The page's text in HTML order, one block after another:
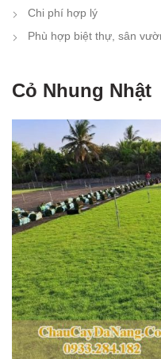
Chi phí hợp lý
Phù hợp biệt thự, sân
Cỏ Nhung Nhật